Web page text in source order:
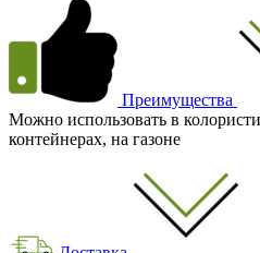
Преимущества
Можно использовать в
контейнерах, на газоне